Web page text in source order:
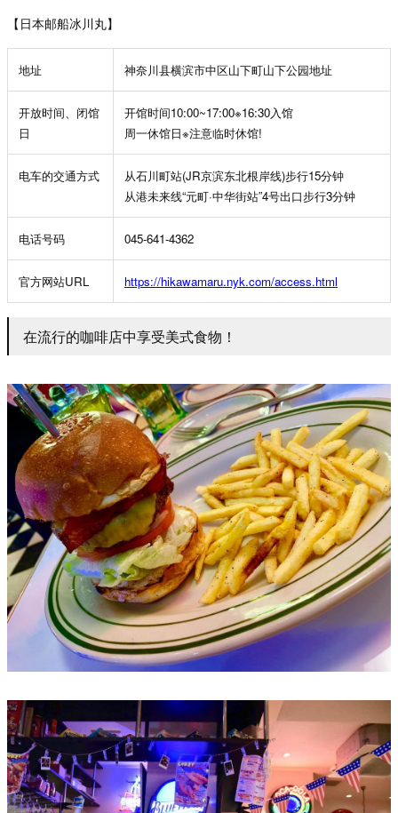
【日本邮船冰川丸】
地址 神奈川县横滨市中区山下町山下公园地址
开放时间、闭馆
日
开馆时间10:00~17:00※16:30入馆
周一休馆日※注意临时休馆!
电车的交通方式 从石川町站(JR京滨东北根岸线)步行15分钟
从港未来线“元町·中华街站”4号出口步行3分钟
电话号码 045-641-4362
官方网站URL https://hikawamaru.nyk.com/access.html
在流行的咖啡店中享受美式食物！